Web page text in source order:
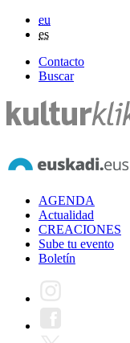
eu
es
Contacto
Buscar
AGENDA
Actualidad
CREACIONES
Sube tu evento
Boletín